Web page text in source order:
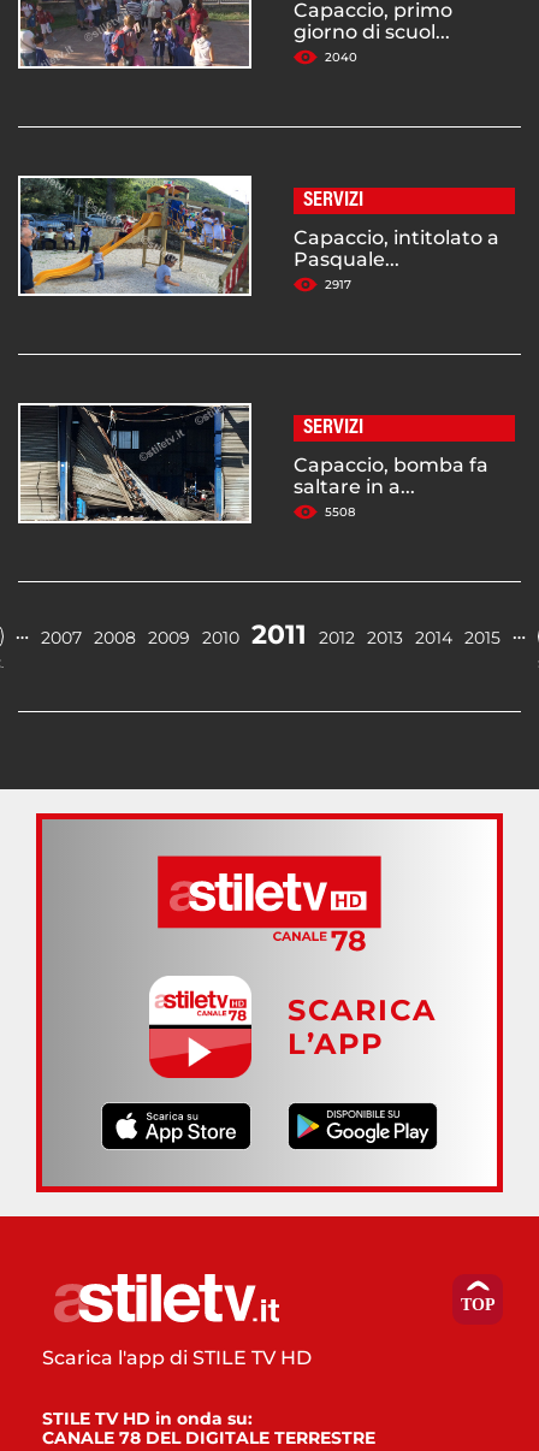
Capaccio, primo
giorno di scuol...
2040
SERVIZI
Capaccio, intitolato a
Pasquale...
2917
SERVIZI
Capaccio, bomba fa
saltare in a...
5508
… 2007 2008 2009 2010 2011 2012 2013 2014 2015 …
SCARICA
L’APP
Scarica l'app di STILE TV HD
STILE TV HD in onda su:
CANALE 78 DEL DIGITALE TERRESTRE